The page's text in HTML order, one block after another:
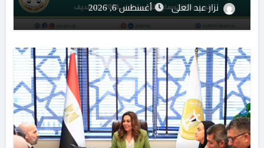
نزار عبد العلى أغسطس 6, 2026